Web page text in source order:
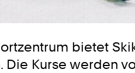
bietet
Die Kurse werden